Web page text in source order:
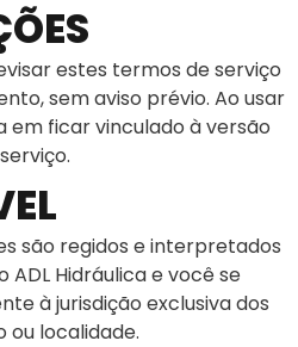
estes termos de serviço
sem aviso prévio. Ao usar
em ficar vinculado à versão
são regidos e interpretados
ADL Hidráulica e você se
à jurisdição exclusiva dos
ou localidade.